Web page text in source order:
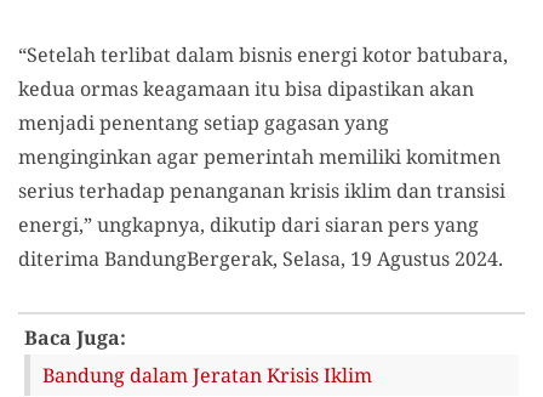
“Setelah terlibat dalam bisnis energi kotor batubara,
kedua ormas keagamaan itu bisa dipastikan akan
menjadi penentang setiap gagasan yang
menginginkan agar pemerintah memiliki komitmen
serius terhadap penanganan krisis iklim dan transisi
energi,” ungkapnya, dikutip dari siaran pers yang
diterima BandungBergerak, Selasa, 19 Agustus 2024.
Baca Juga:
Bandung dalam Jeratan Krisis Iklim